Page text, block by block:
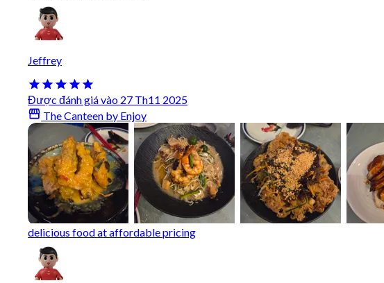
Jeffrey
Được đánh giá vào 27 Th11 2025
The Canteen by Enjoy
delicious food at affordable pricing